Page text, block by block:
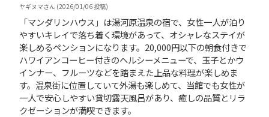
ヤギヌマさん (2026/01/06投稿)
「マンダリンハウス」は湯河原温泉の宿で、女性一人が泊り
やすいキレイで落ち着く環境があって、オシャレなステイが
楽しめるペンションになります。20,000円以下の朝食付きで
ハワイアンコーヒー付きのヘルシーメニューで、玉子とかウ
インナー、フルーツなどを踏まえた上品な料理が楽しめま
す。温泉街に位置していて外湯も楽しめて、当館でも女性が
一人で安心しやすい貸切露天風呂があり、癒しの品質とリラ
クゼーションが満喫できます。